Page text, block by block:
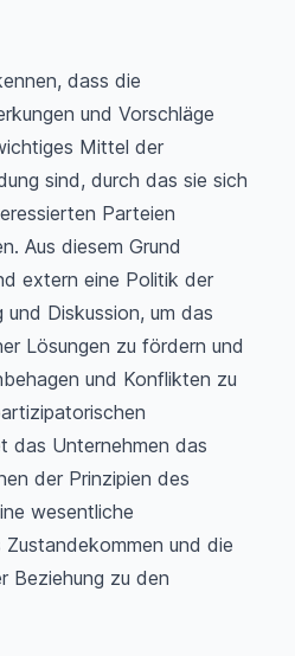
dass die
und Vorschläge
Mittel der
sind, durch das sie sich
Parteien
Aus diesem Grund
extern eine Politik der
Diskussion, um das
Lösungen zu fördern und
und Konflikten zu
das Unternehmen das
der Prinzipien des
wesentliche
und die
Beziehung zu den